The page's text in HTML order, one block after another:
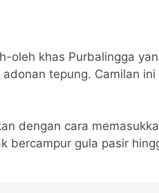
oleh khas Purbalingga
tepung. Camilan
dengan cara
bercampur gula pasir